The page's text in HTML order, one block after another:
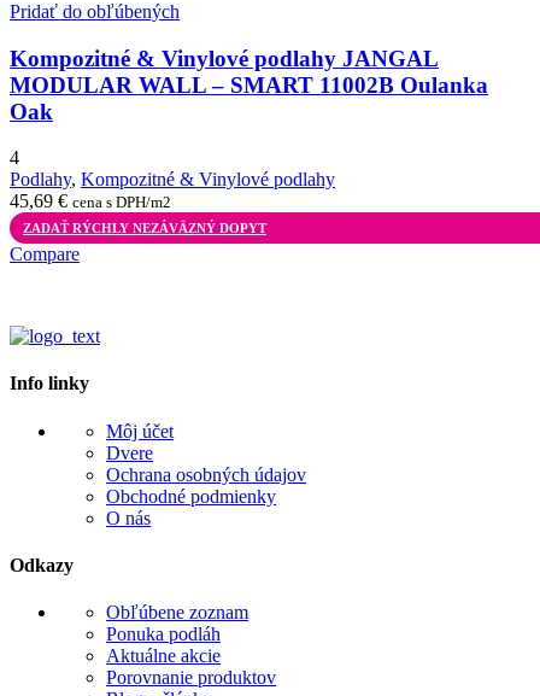
Pridať do obľúbených
Kompozitné & Vinylové podlahy JANGAL
MODULAR WALL – SMART 11002B Oulanka
Oak
4
Podlahy, Kompozitné & Vinylové podlahy
45,69 € cena s DPH/m2
ZADAŤ RÝCHLY NEZÁVÄZNÝ DOPYT
Compare
Info linky
Môj účet
Dvere
Ochrana osobných údajov
Obchodné podmienky
O nás
Odkazy
Obľúbene zoznam
Ponuka podláh
Aktuálne akcie
Porovnanie produktov